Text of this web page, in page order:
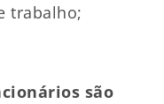
trabalho;
são